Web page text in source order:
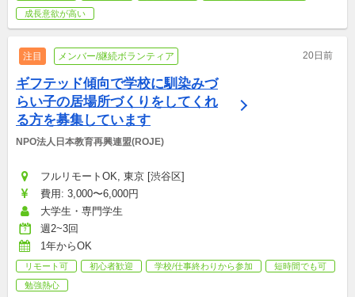
成長意欲が高い
注目 メンバー/継続ボランティア 20日前
ギフテッド傾向で学校に馴染みづ
らい子の居場所づくりをしてくれ
る方を募集しています
NPO法人日本教育再興連盟(ROJE)
フルリモートOK, 東京 [渋谷区]
費用: 3,000〜6,000円
大学生・専門学生
週2~3回
1年からOK
リモート可 初心者歓迎 学校/仕事終わりから参加
短時間でも可
勉強熱心